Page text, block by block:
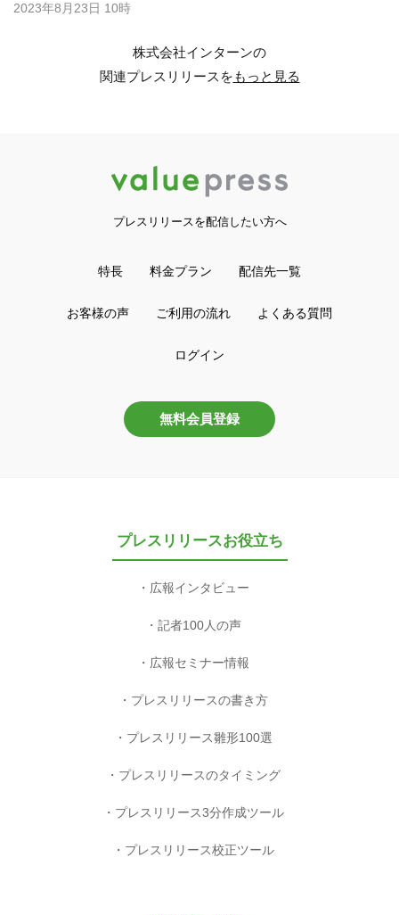
2023年8月23日 10時
株式会社インターンの
関連プレスリリースをもっと見る
プレスリリースを配信したい方へ
特長 料金プラン 配信先一覧
お客様の声 ご利用の流れ よくある質問
ログイン
無料会員登録
プレスリリースお役立ち
広報インタビュー
記者100人の声
広報セミナー情報
プレスリリースの書き方
プレスリリース雛形100選
プレスリリースのタイミング
プレスリリース3分作成ツール
プレスリリース校正ツール